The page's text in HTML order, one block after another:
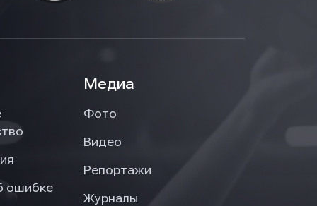
ошибке
Медиа
Фото
Видео
Репортажи
Журналы